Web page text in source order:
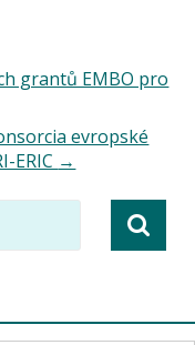
grantů EMBO pro
evropské
ERIC →